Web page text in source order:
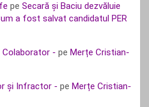
pe Secară și Baciu dezvăluie
a fost salvat candidatul PER
Colaborator - pe Merțe Cristian-
și Infractor - pe Merțe Cristian-